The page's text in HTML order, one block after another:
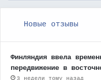
Новые отзывы
Финляндия ввела
передвижение в
3 недели тому назад